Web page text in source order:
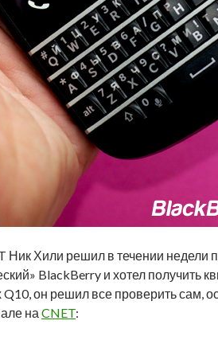
Ник Хили решил в течении недели
BlackBerry и хотел получить
он решил все проверить сам,
на CNET: